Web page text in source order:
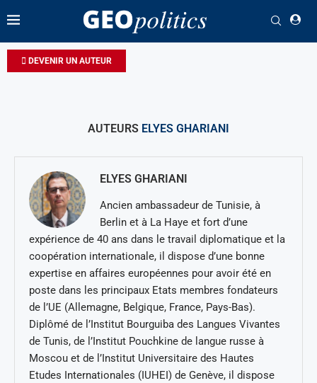
DEVENIR UN AUTEUR
AUTEURS ELYES GHARIANI
ELYES GHARIANI
Ancien ambassadeur de Tunisie, à
Berlin et à La Haye et fort d’une
expérience de 40 ans dans le travail diplomatique et la
coopération internationale, il dispose d’une bonne
expertise en affaires européennes pour avoir été en
poste dans les principaux Etats membres fondateurs
de l’UE (Allemagne, Belgique, France, Pays-Bas).
Diplômé de l’Institut Bourguiba des Langues Vivantes
de Tunis, de l’Institut Pouchkine de langue russe à
Moscou et de l’Institut Universitaire des Hautes
Etudes Internationales (IUHEI) de Genève, il dispose